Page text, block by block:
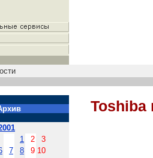
1
2
3
7 8 9 10
Toshiba